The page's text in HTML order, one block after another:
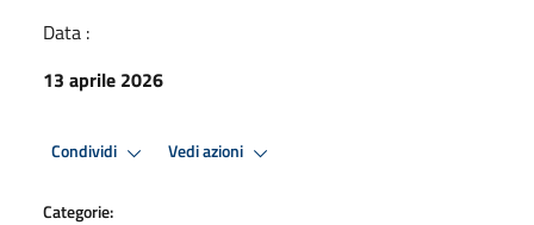
Data :
13 aprile 2026
Condividi Vedi azioni
Categorie: